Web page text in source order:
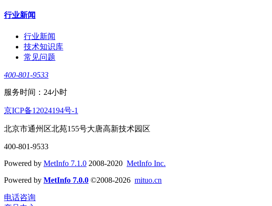
行业新闻
行业新闻
技术知识库
常见问题
400-801-9533
服务时间：24小时
京ICP备12024194号-1
北京市通州区北苑155号大唐高新技术园区
400-801-9533
Powered by MetInfo 7.1.0 2008-2020 MetInfo Inc.
Powered by MetInfo 7.0.0 ©2008-2026 mituo.cn
电话咨询